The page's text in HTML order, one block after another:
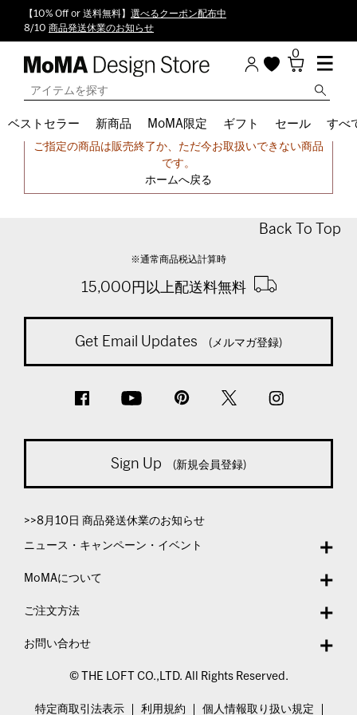
【10% Off or 送料無料】 選べるクーポン配布中
8/10 商品発送休業のお知らせ
0
ベストセラー 新商品 MoMA限定 ギフト セール すべ
申し訳ございません。
ご指定の商品は販売終了か、ただ今お取扱いできない商品
です。
ホームへ戻る
Back To Top
※通常商品税込計算時
15,000円以上配送料無料
Get Email Updates (メルマガ登録)
Sign Up (新規会員登録)
>>8月10日 商品発送休業のお知らせ
ニュース・キャンペーン・イベント
MoMAについて
ご注文方法
お問い合わせ
© THE LOFT CO.,LTD. All Rights Reserved.
特定商取引法表示 利用規約 個人情報取り扱い規定